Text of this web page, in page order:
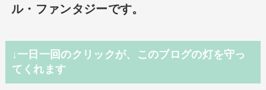
ル・ファンタジーです。
↓一日一回のクリックが、このブログの灯を守っ
てくれます